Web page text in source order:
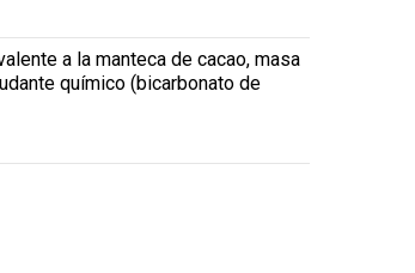
a la manteca de cacao, masa
químico (bicarbonato de